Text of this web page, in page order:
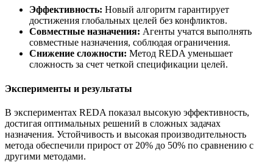
Эффективность: Новый алгоритм гарантирует
достижения глобальных целей без конфликтов.
Совместные назначения: Агенты учатся выполнять
совместные назначения, соблюдая ограничения.
Снижение сложности: Метод REDA уменьшает
сложность за счет четкой спецификации целей.
Эксперименты и результаты
В экспериментах REDA показал высокую эффективность,
достигая оптимальных решений в сложных задачах
назначения. Устойчивость и высокая производительность
метода обеспечили прирост от 20% до 50% по сравнению с
другими методами.